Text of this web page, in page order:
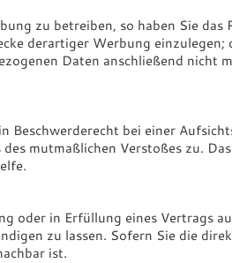
zu betreiben, so haben Sie
derartiger Werbung
Daten anschließend nicht
Beschwerderecht bei einer
mutmaßlichen Verstoßes zu.
oder in Erfüllung eines Vertrags
zu lassen. Sofern Sie die
ist.